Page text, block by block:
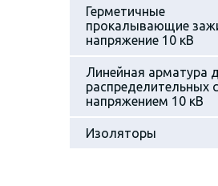
Герметичные
прокалывающие
напряжение 10 кВ
Линейная арматура
распределительных
напряжением 10 кВ
Изоляторы